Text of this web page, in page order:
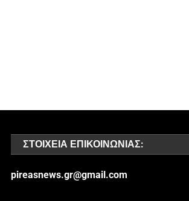
ΣΤΟΙΧΕΊΑ ΕΠΙΚΟΙΝΩΝΊΑΣ:
pireasnews.gr@gmail.com